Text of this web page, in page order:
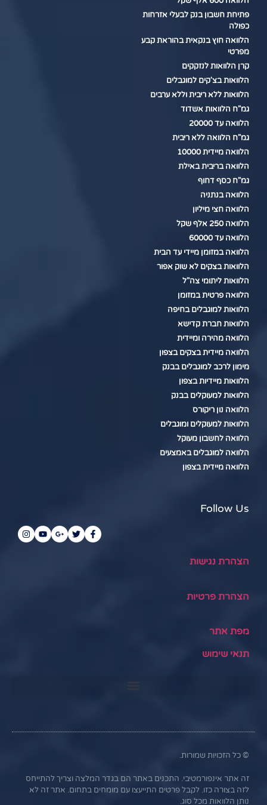
פתיחת חשבון בנק לבעלי אזרחות
כפולה
הלוואה חוץ בנקאית בהוראת קבע
מפרטי
קרן הלוואות לנזקקים
הלוואות בצ'קים למוגבלים
הלוואות ללא ריבית וללא ערבים
גמ"ח הלוואות אשדוד
הלוואה עד 20000
גמ"ח הלוואה ללא ריבית
הלוואה מיידית 10000
הלוואה בריבית באילת
גמ"ח כסף דחוף
הלוואה בנתניה
הלוואה חצי מיליון
הלוואה 250 אלף שקל
הלוואה עד 60000
הלוואה במזומן מיידי עד הבית
הלוואות בצקים לא שוק אפור
הלוואות ליתומי צה"ל
הלוואה פרטית במזומן
הלוואות למוגבלים בחיפה
הלוואות חברת קדישא
הלוואה מהירה ומיידית
הלוואה מיידית בצקים בצפון
מימון לרכב למוגבלים בבנק
הלוואות מיידיות בצפון
הלוואות למעוקלים בבנק
הלוואה נון ריקורס
הלוואות למעוקלים ומוגבלים
הלוואה לחשבון מעוקל
הלוואה למוגבלים באמצעים
הלוואה מיידית בצפון
Follow Us
הצהרת נגישות
הצהרת פרטיות
מפת אתר
תנאי שימוש
© כל הזכויות שמורות.
זה אתר אינפורמטיבי. התכנים באתר הם בגדר המלצה וצריך להתייחס
לזה בצורה כזו. לקבל פרטים התייעצו עם מומחים בתחום. אתר זה לא
נותן הלוואות מכל סוג.